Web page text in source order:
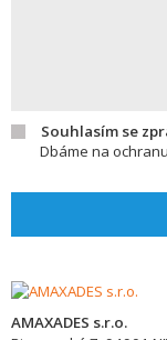
Souhlasím se
Dbáme na
AMAXADES s.r.o.